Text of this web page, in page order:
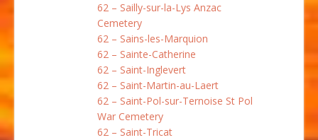
62 – Sailly-sur-la-Lys Anzac
Cemetery
62 – Sains-les-Marquion
62 – Sainte-Catherine
62 – Saint-Inglevert
62 – Saint-Martin-au-Laert
62 – Saint-Pol-sur-Ternoise St Pol
War Cemetery
62 – Saint-Tricat